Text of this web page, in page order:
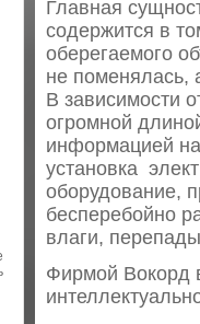
Главная
содержится в
оберегаемого
не поменялась,
В зависимости
огромной
информацией
установка
оборудование,
бесперебойно
влаги,
Фирмой Вокорд